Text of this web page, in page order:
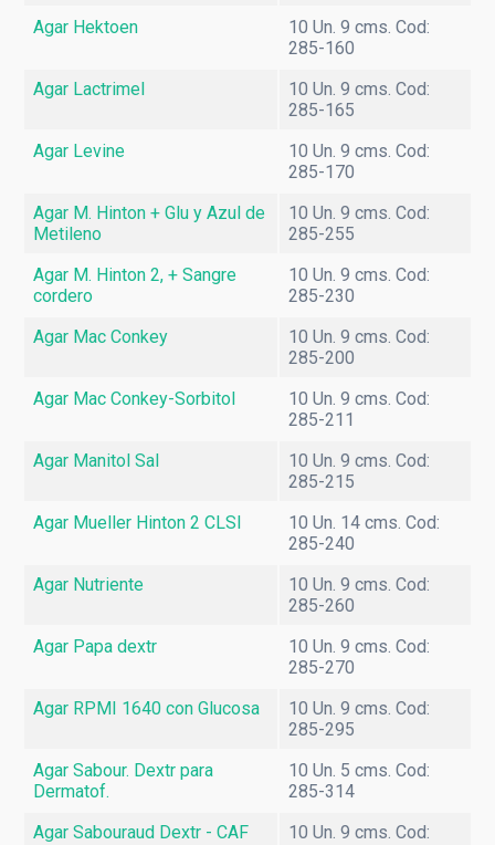
Agar Hektoen
10 Un. 9 cms. Cod:
285-160
Agar Lactrimel
10 Un. 9 cms. Cod:
285-165
Agar Levine
10 Un. 9 cms. Cod:
285-170
Agar M. Hinton + Glu y Azul de
Metileno
10 Un. 9 cms. Cod:
285-255
Agar M. Hinton 2, + Sangre
cordero
10 Un. 9 cms. Cod:
285-230
Agar Mac Conkey
10 Un. 9 cms. Cod:
285-200
Agar Mac Conkey-Sorbitol
10 Un. 9 cms. Cod:
285-211
Agar Manitol Sal
10 Un. 9 cms. Cod:
285-215
Agar Mueller Hinton 2 CLSI
10 Un. 14 cms. Cod:
285-240
Agar Nutriente
10 Un. 9 cms. Cod:
285-260
Agar Papa dextr
10 Un. 9 cms. Cod:
285-270
Agar RPMI 1640 con Glucosa
10 Un. 9 cms. Cod:
285-295
Agar Sabour. Dextr para
Dermatof.
10 Un. 5 cms. Cod:
285-314
Agar Sabouraud Dextr - CAF
10 Un. 9 cms. Cod: